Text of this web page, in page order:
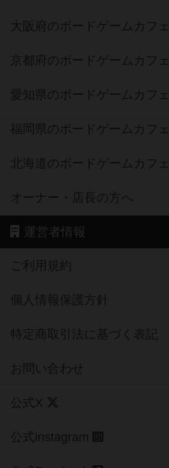
大阪府のボードゲームカフェ
京都府のボードゲームカフェ
愛知県のボードゲームカフェ
福岡県のボードゲームカフェ
北海道のボードゲームカフェ
オーナー・店長の方へ
運営者情報
ご利用規約
個人情報保護方針
特定商取引法に基づく表記
お問い合わせ
公式X
公式instagram